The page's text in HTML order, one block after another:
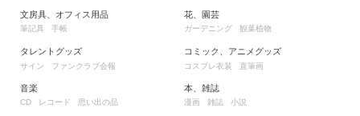
文房具、オフィス用品
筆記具 手帳
タレントグッズ
サイン ファンクラブ会報
花、園芸
ガーデニング 観葉植物
コミック、アニメグッズ
コスプレ衣装 直筆画
音楽
CD レコード 思い出の品
本、雑誌
漫画 雑誌 小説